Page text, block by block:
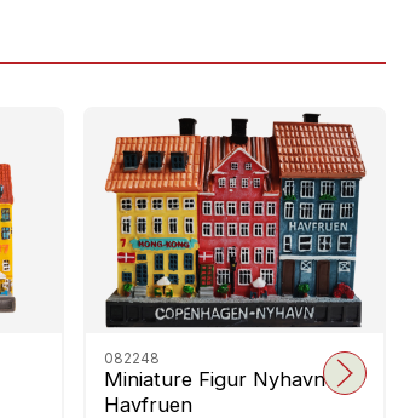
082248
Miniature Figur Nyhavn
Havfruen